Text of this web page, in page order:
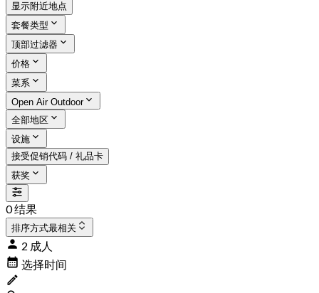
显示附近地点
套餐类型
顶部过滤器
价格
菜系
Open Air Outdoor
全部地区
设施
接受促销代码 / 礼品卡
获奖
0 结果
排序方式最相关
2 成人
选择时间